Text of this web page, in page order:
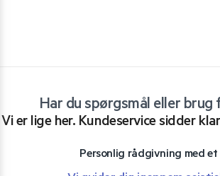
Har du spørgsmål eller
Vi er lige her. Kundeservice sidder
Personlig rådgivning med et